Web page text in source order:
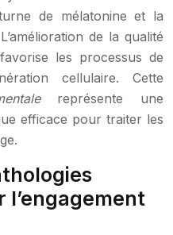
de mélatonine et la
de la qualité
les processus de
cellulaire. Cette
représente une
efficace pour traiter les
l’engagement